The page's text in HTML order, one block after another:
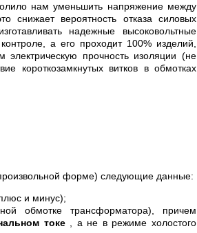
нам уменьшить напряжение между
снижает вероятность отказа силовых
надежные высоковольтные
а его проходит 100% изделий,
электрическую прочность изоляции (не
короткозамкнутых витков в обмотках
форме) следующие данные:
и минус);
обмотке трансформатора), причем
токе
, а не в режиме холостого